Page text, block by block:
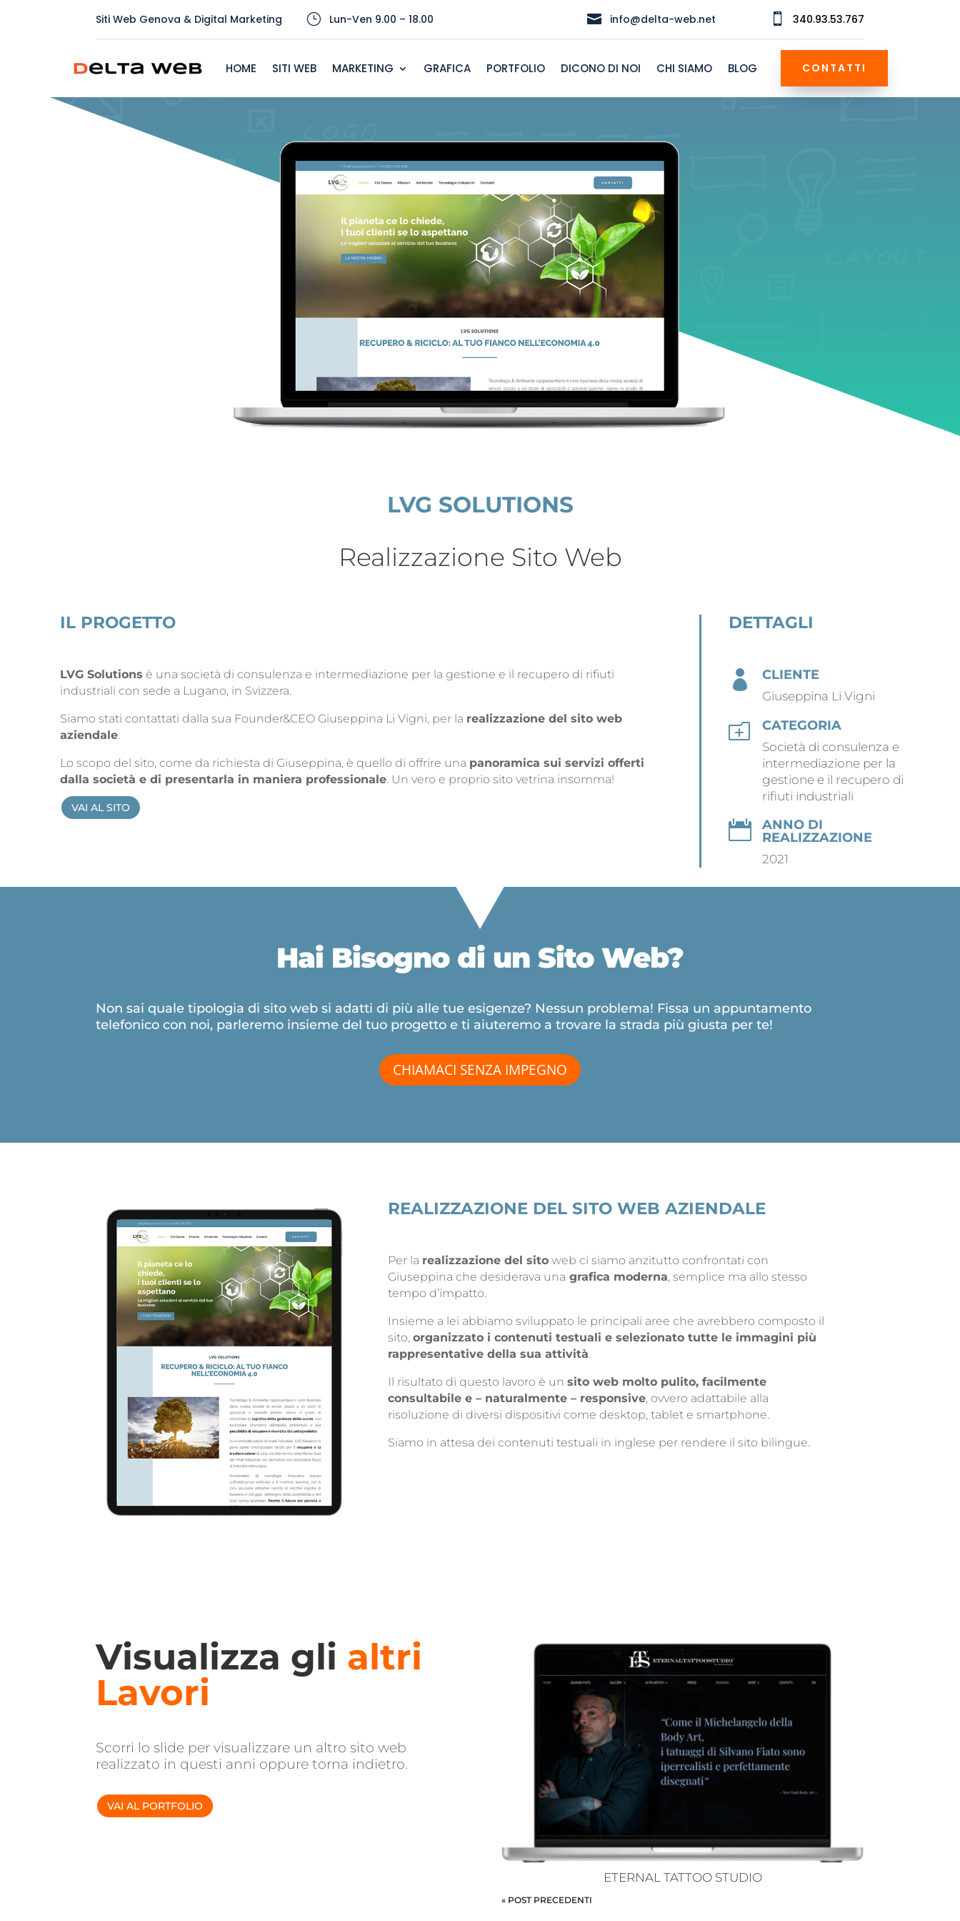
HOME SITI WEB MARKETING GRAFICA PORTFOLIO DICONO DI NOI CHI SIAMO BLOG CONTATTI
Siti Web Genova & Digital Marketing } Lun-Ven 9.00 – 18.00  info@delta-web.net  340.93.53.767
LVG SOLUTIONS
Realizzazione Sito Web
IL PROGETTO
LVG Solutions è una società di consulenza e intermediazione per la gestione e il recupero di rifiuti
industriali con sede a Lugano, in Svizzera.
Siamo stati contattati dalla sua Founder&CEO Giuseppina Li Vigni, per la realizzazione del sito web
aziendale.
Lo scopo del sito, come da richiesta di Giuseppina, è quello di offrire una panoramica sui servizi offerti
dalla società e di presentarla in maniera professionale. Un vero e proprio sito vetrina insomma!
VAI AL SITO
DETTAGLI
 CLIENTE
Giuseppina Li Vigni
o CATEGORIA
Società di consulenza e
intermediazione per la
gestione e il recupero di
rifiuti industriali

ANNO DI
REALIZZAZIONE
2021
Hai Bisogno di un Sito Web?
Non sai quale tipologia di sito web si adatti di più alle tue esigenze? Nessun problema! Fissa un appuntamento
telefonico con noi, parleremo insieme del tuo progetto e ti aiuteremo a trovare la strada più giusta per te!
CHIAMACI SENZA IMPEGNO
REALIZZAZIONE DEL SITO WEB AZIENDALE
Per la realizzazione del sitoweb ci siamo anzitutto confrontati con
Giuseppina che desiderava una grafica moderna, semplice ma allo stesso
tempo d’impatto.
Insieme a lei abbiamo sviluppato le principali aree che avrebbero composto il
sito, organizzato i contenuti testuali e selezionato tutte le immagini più
rappresentative della sua attività.
Il risultato di questo lavoro è un sito web molto pulito, facilmente
consultabile e – naturalmente – responsive, ovvero adattabile alla
risoluzione di diversi dispositivi come desktop, tablet e smartphone.
Siamo in attesa dei contenuti testuali in inglese per rendere il sito bilingue.
Visualizza gli altri
Lavori
Scorri lo slide per visualizzare un altro sito web
realizzato in questi anni oppure torna indietro.
VAI AL PORTFOLIO
ETERNAL TATTOO STUDIO
« POST PRECEDENTI